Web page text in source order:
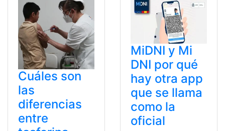
Cuáles son
las
diferencias
entre
MiDNI y Mi
DNI por qué
hay otra app
que se llama
como la
oficial